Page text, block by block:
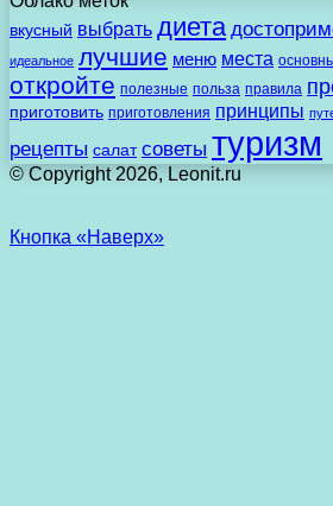
вкусный выбрать диета
идеальное лучшие меню места
откройте полезные польза правила
приготовить приготовления принципы
рецепты салат советы туризм
© Copyright 2026, Leonit.ru
Кнопка «Наверх»